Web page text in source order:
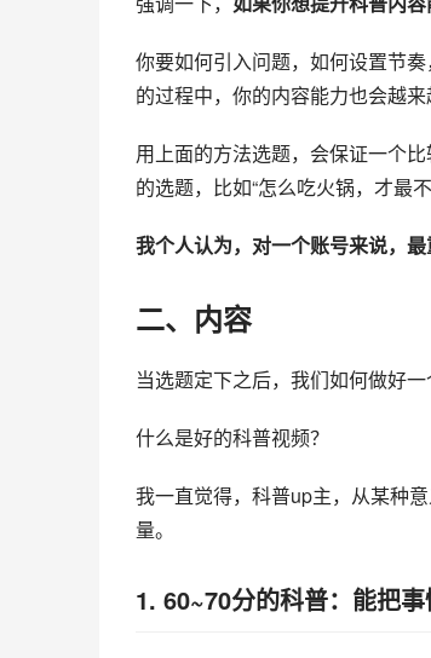
你要如何引入问题，如何设置节
的过程中，你的内容能力也会越来
用上面的方法选题，会保证一个
的选题，比如“怎么吃火锅，才最不
我个人认为，对一个账号来说，
二、内容
当选题定下之后，我们如何做好
什么是好的科普视频？
我一直觉得，科普up主，从某种
量。
1. 60~70分的科普：能把